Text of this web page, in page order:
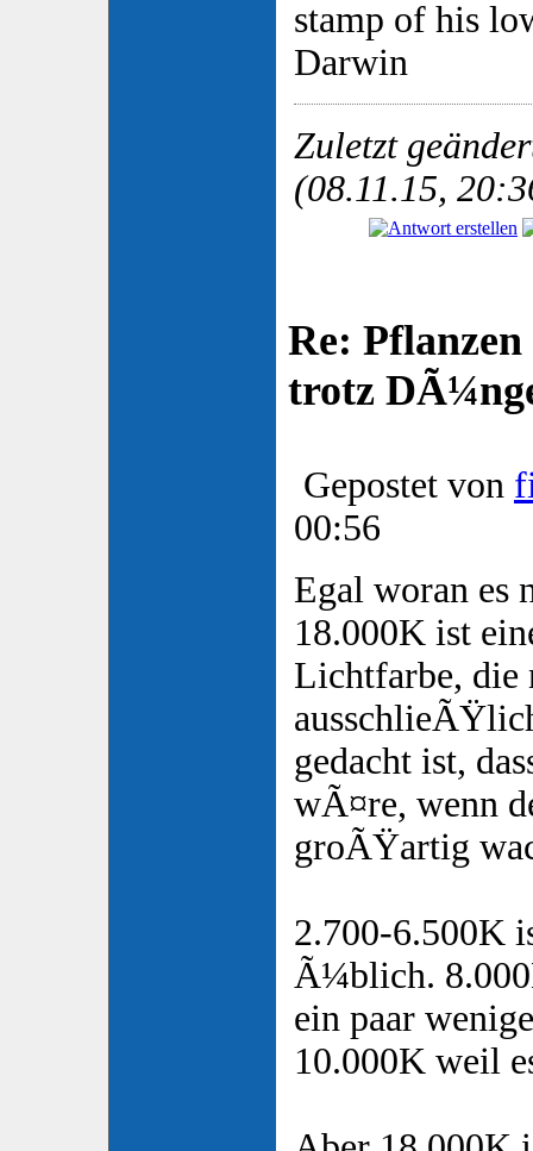
stamp of his
Darwin
Zuletzt
(08.11.15,
Re:
trotz
Gepostet von
00:56
Egal woran es
18.000K ist
Lichtfarbe, die
gedacht ist,
wÃ¤re, wenn
groÃŸartig
2.700-6.500K
Ã¼blich.
ein paar
10.000K weil